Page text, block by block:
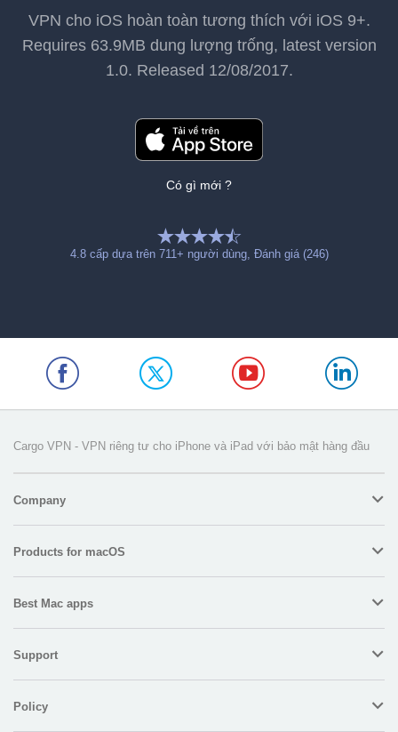
VPN cho iOS hoàn toàn tương thích với iOS 9+.
Requires 63.9MB dung lượng trống, latest version
1.0. Released 12/08/2017.
Có gì mới ?
4.8cấp dựa trên 711 + người dùng, Đánh giá (246)
Cargo VPN - VPN riêng tư cho iPhone và iPad với bảo mật hàng đầu
Company
Products for macOS
Best Mac apps
Support
Policy